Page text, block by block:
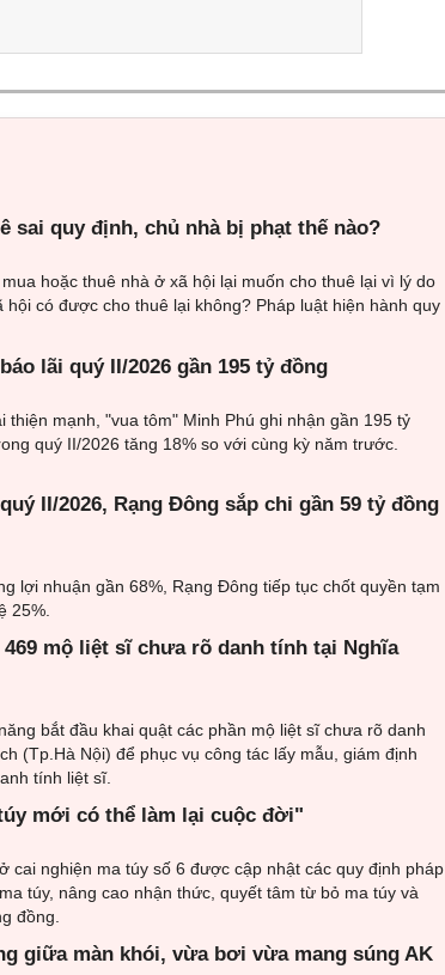
sai quy định, chủ nhà bị phạt thế nào?
hoặc thuê nhà ở xã hội lại muốn cho thuê lại vì lý do
hội có được cho thuê lại không? Pháp luật hiện hành quy
lãi quý II/2026 gần 195 tỷ đồng
thiện mạnh, "vua tôm" Minh Phú ghi nhận gần 195 tỷ
quý II/2026 tăng 18% so với cùng kỳ năm trước.
II/2026, Rạng Đông sắp chi gần 59 tỷ đồng
lợi nhuận gần 68%, Rạng Đông tiếp tục chốt quyền tạm
25%.
mộ liệt sĩ chưa rõ danh tính tại Nghĩa
bắt đầu khai quật các phần mộ liệt sĩ chưa rõ danh
(Tp.Hà Nội) để phục vụ công tác lấy mẫu, giám định
tính liệt sĩ.
mới có thể làm lại cuộc đời"
cai nghiện ma túy số 6 được cập nhật các quy định pháp
túy, nâng cao nhận thức, quyết tâm từ bỏ ma túy và
đồng.
giữa màn khói, vừa bơi vừa mang súng AK